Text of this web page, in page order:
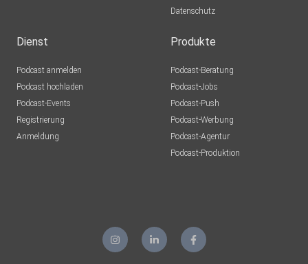
Datenschutz
Dienst
Podcast anmelden
Podcast hochladen
Podcast-Events
Registrierung
Anmeldung
Produkte
Podcast-Beratung
Podcast-Jobs
Podcast-Push
Podcast-Werbung
Podcast-Agentur
Podcast-Produktion